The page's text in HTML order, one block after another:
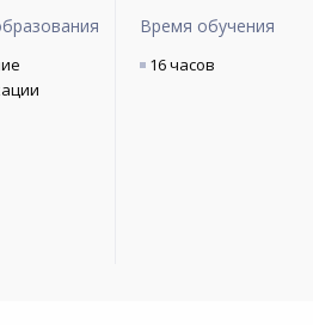
Время обучения
16 часов